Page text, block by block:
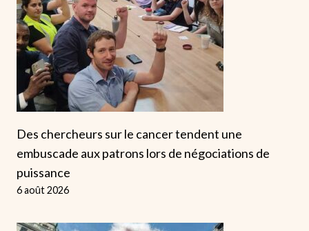
Des chercheurs sur le cancer tendent une
embuscade aux patrons lors de négociations de
puissance
6 août 2026